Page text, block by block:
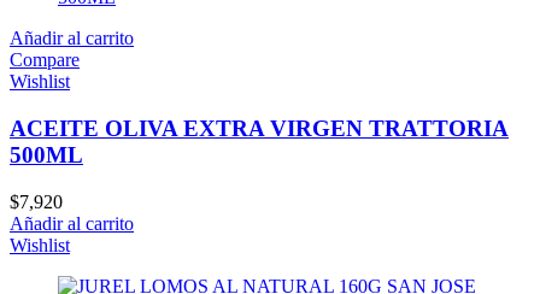
Añadir al carrito
Compare
Wishlist
ACEITE OLIVA EXTRA VIRGEN TRATTORIA
500ML
$7,920
Añadir al carrito
Wishlist